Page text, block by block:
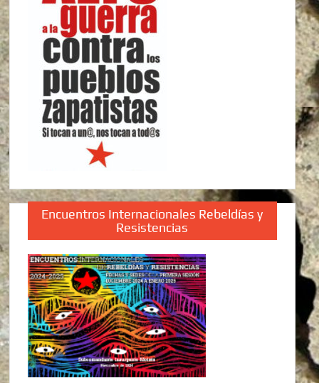
Encuentros Internacionales Rebeldías y
Resistencias